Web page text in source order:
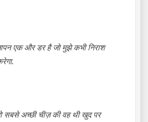
एक और डर है जो मुझे कभी निराश
सबसे अच्छी चीज़ की वह थी खुद पर